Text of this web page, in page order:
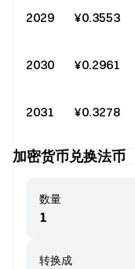
2029 ¥0.3553
2030 ¥0.2961
2031 ¥0.3278
加密货币兑换法币
转换成
数量